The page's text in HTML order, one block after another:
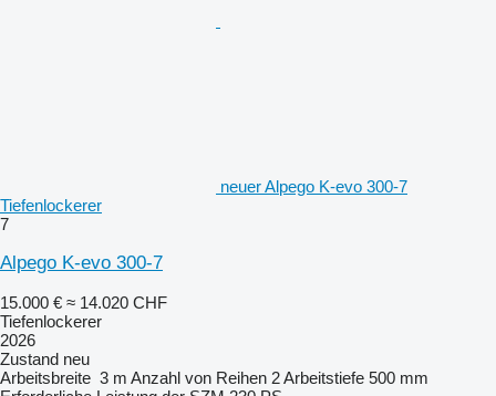
neuer Alpego K-evo 300-7
Tiefenlockerer
7
Alpego K-evo 300-7
15.000 € ≈ 14.020 CHF
Tiefenlockerer
2026
Zustand neu
Arbeitsbreite 3 m Anzahl von Reihen 2Arbeitstiefe 500 mm